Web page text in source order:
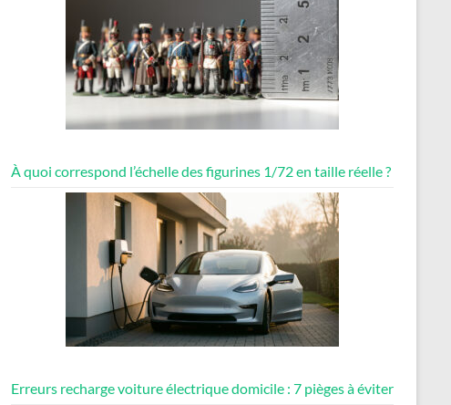
À quoi correspond l’échelle des figurines 1/72 en taille réelle ?
Erreurs recharge voiture électrique domicile : 7 pièges à éviter